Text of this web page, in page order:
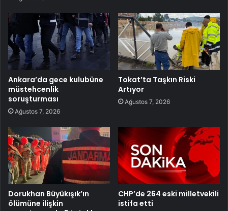
Ankara’da gece kulubüne
müstehcenlik
soruşturması
Ağustos 7, 2026
Tokat’ta Taşkın Riski
Artıyor
Ağustos 7, 2026
Dorukhan Büyükışık’ın
ölümüne ilişkin
CHP’de 264 eski milletvekili
istifa etti